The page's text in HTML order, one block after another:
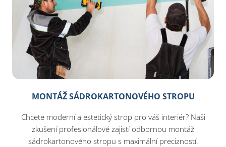
MONTÁŽ SÁDROKARTONOVÉHO STROPU
Chcete moderní a estetický strop pro váš interiér? Naši
zkušení profesionálové zajistí odbornou montáž
sádrokartonového stropu s maximální precizností.